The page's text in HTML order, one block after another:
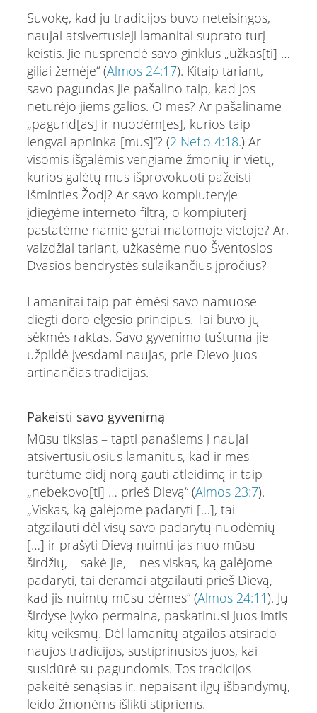
Suvokę, kad jų tradicijos buvo neteisingos,
naujai atsivertusieji lamanitai suprato turį
keistis. Jie nusprendė savo ginklus „užkas[ti] …
giliai žemėje“ (Almos 24:17). Kitaip tariant,
savo pagundas jie pašalino taip, kad jos
neturėjo jiems galios. O mes? Ar pašaliname
„pagund[as] ir nuodėm[es], kurios taip
lengvai apninka [mus]“? (2 Nefio 4:18.) Ar
visomis išgalėmis vengiame žmonių ir vietų,
kurios galėtų mus išprovokuoti pažeisti
Išminties Žodį? Ar savo kompiuteryje
įdiegėme interneto filtrą, o kompiuterį
pastatėme namie gerai matomoje vietoje? Ar,
vaizdžiai tariant, užkasėme nuo Šventosios
Dvasios bendrystės sulaikančius įpročius?
Lamanitai taip pat ėmėsi savo namuose
diegti doro elgesio principus. Tai buvo jų
sėkmės raktas. Savo gyvenimo tuštumą jie
užpildė įvesdami naujas, prie Dievo juos
artinančias tradicijas.
Pakeisti savo gyvenimą
Mūsų tikslas – tapti panašiems į naujai
atsivertusiuosius lamanitus, kad ir mes
turėtume didį norą gauti atleidimą ir taip
„nebekovo[ti] … prieš Dievą“ (Almos 23:7).
„Viskas, ką galėjome padaryti […], tai
atgailauti dėl visų savo padarytų nuodėmių
[…] ir prašyti Dievą nuimti jas nuo mūsų
širdžių, – sakė jie, – nes viskas, ką galėjome
padaryti, tai deramai atgailauti prieš Dievą,
kad jis nuimtų mūsų dėmes“ (Almos 24:11). Jų
širdyse įvyko permaina, paskatinusi juos imtis
kitų veiksmų. Dėl lamanitų atgailos atsirado
naujos tradicijos, sustiprinusios juos, kai
susidūrė su pagundomis. Tos tradicijos
pakeitė senąsias ir, nepaisant ilgų išbandymų,
leido žmonėms išlikti stipriems.